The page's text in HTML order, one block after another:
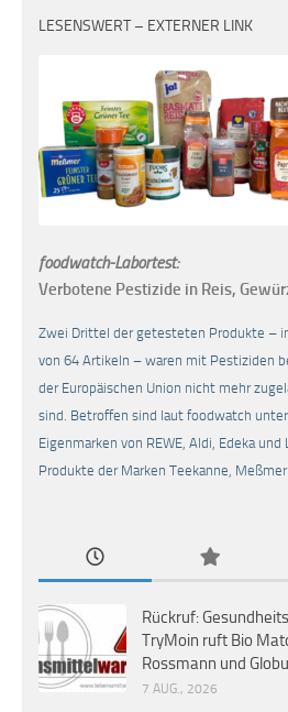
LESENSWERT – EXTERNER LINK
foodwatch-Labortest:
Verbotene Pestizide in Reis,
Zwei Drittel der getesteten Produkte –
von 64 Artikeln – waren mit Pestiziden
der Europäischen Union nicht mehr
sind. Betroffen sind laut foodwatch
Eigenmarken von REWE, Aldi, Edeka und
Produkte der Marken Teekanne,
Rückruf:
TryMoin ruft Bio
Rossmann und
7 AUG., 2026